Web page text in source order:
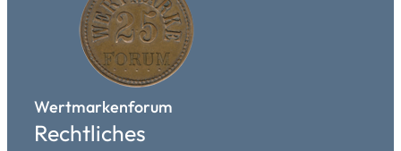
Wertmarkenforum
Rechtliches